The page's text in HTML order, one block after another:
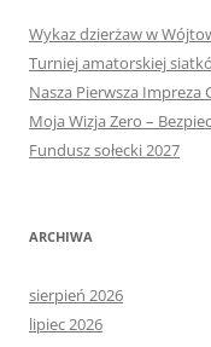
Wykaz dzierżaw w
Turniej amatorskiej
Nasza Pierwsza
Moja Wizja Zero –
Fundusz sołecki 2027
ARCHIWA
sierpień 2026
lipiec 2026